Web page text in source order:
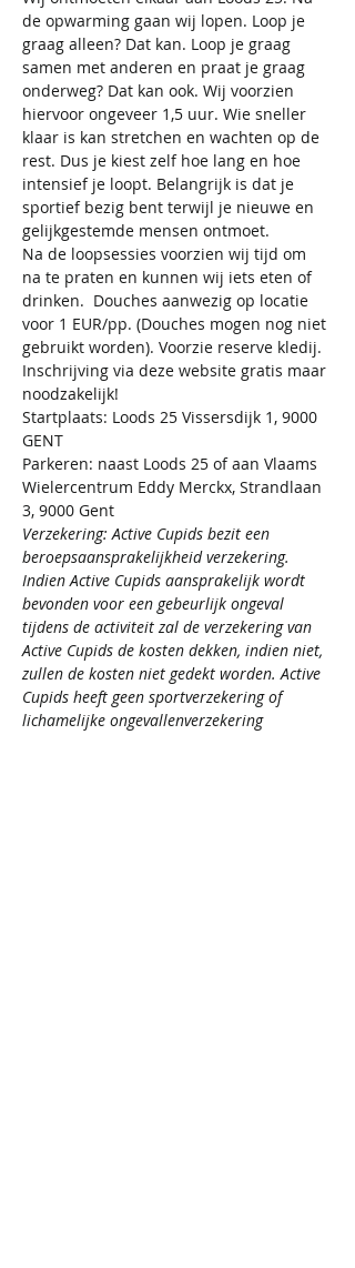
de opwarming gaan wij lopen. Loop je
graag alleen? Dat kan. Loop je graag
samen met anderen en praat je graag
onderweg? Dat kan ook. Wij voorzien
hiervoor ongeveer 1,5 uur. Wie sneller
klaar is kan stretchen en wachten op de
rest. Dus je kiest zelf hoe lang en hoe
intensief je loopt. Belangrijk is dat je
sportief bezig bent terwijl je nieuwe en
gelijkgestemde mensen ontmoet.
Na de loopsessies voorzien wij tijd om
na te praten en kunnen wij iets eten of
drinken.  Douches aanwezig op locatie
voor 1 EUR/pp. (Douches mogen nog niet
gebruikt worden). Voorzie reserve kledij.
Inschrijving via deze website gratis maar
noodzakelijk!
Startplaats: Loods 25 Vissersdijk 1, 9000
GENT
Parkeren: naast Loods 25 of aan Vlaams
Wielercentrum Eddy Merckx, Strandlaan
3, 9000 Gent
Verzekering: Active Cupids bezit een
beroepsaansprakelijkheid verzekering.
Indien Active Cupids aansprakelijk wordt
bevonden voor een gebeurlijk ongeval
tijdens de activiteit zal de verzekering van
Active Cupids de kosten dekken, indien niet,
zullen de kosten niet gedekt worden. Active
Cupids heeft geen sportverzekering of
lichamelijke ongevallenverzekering